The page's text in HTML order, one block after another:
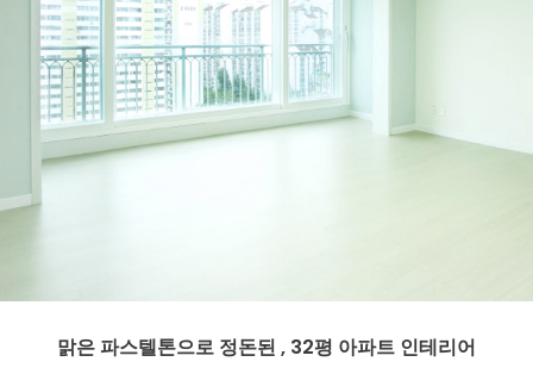
맑은 파스텔톤으로 정돈된 , 32평 아파트 인테리어